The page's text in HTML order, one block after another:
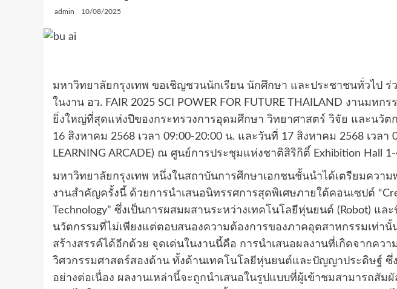
admin 10/08/2025
มหาวิทยาลัยกรุงเทพ ขอเชิญชวนนักเรียน นักศึกษา และประชาชนทั่วไป
ในงาน อว. FAIR 2025 SCI POWER FOR FUTURE THAILAND งานมห
ยิ่งใหญ่ที่สุดแห่งปีของกระทรวงการอุดมศึกษา วิทยาศาสตร์ วิจัย และนวัต
16 สิงหาคม 2568 เวลา 09:00-20:00 น. และวันที่ 17 สิงหาคม 2568 เวลา
LEARNING ARCADE) ณ ศูนย์การประชุมแห่งชาติสิริกิติ์ Exhibition Hall
มหาวิทยาลัยกรุงเทพ หนึ่งในสถาบันการศึกษาเอกชนชั้นนำได้เตรียมความ
งานสำคัญครั้งนี้ ด้วยการนำเสนอนิทรรศการสุดพิเศษภายใต้คอนเซปต์
Technology” ซึ่งเป็นการผสมผสานระหว่างเทคโนโลยีหุ่นยนต์ (Robot) แล
นวัตกรรมที่ไม่เพียงแต่ตอบสนองความต้องการของภาคอุตสาหกรรมเท่านั้
สร้างสรรค์ได้อีกด้วย จุดเด่นในงานนี้คือ การนำเสนอผลงานที่เกิดจากคว
วิศวกรรมศาสตร์สองด้าน ทั้งด้านเทคโนโลยีหุ่นยนต์และปัญญาประดิษฐ์ ซึ่
อย่างต่อเนื่อง ผลงานเหล่านี้จะถูกนำเสนอในรูปแบบที่ผู้เข้าชมสามารถสัม